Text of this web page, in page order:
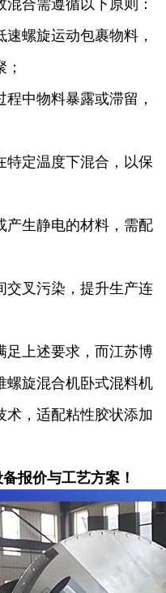
合需遵循以下原则：
螺旋运动包裹物料，
中物料暴露或滞留，
特定温度下混合，以保
产生静电的材料，需配
交叉污染，提升生产连
足上述要求，而江苏博
螺旋混合机卧式混料机
术，适配粘性胶状添加
报价与工艺方案！